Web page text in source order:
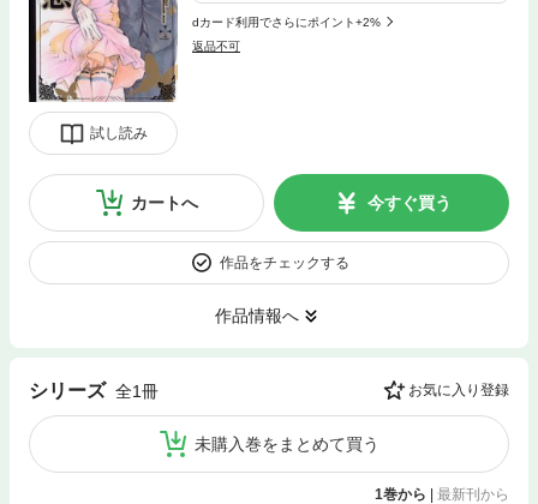
試し読み
dカード利用でさらにポイント+2%
返品不可
カートへ 今すぐ買う
作品をチェックする
作品情報へ
シリーズ 全1冊 お気に入り登録
未購入巻をまとめて買う
1巻から | 最新刊から